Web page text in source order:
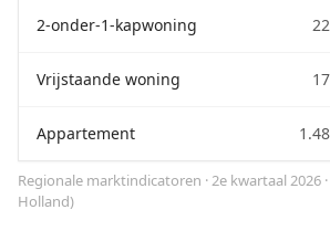
2-onder-1-kapwoning
Vrijstaande woning
Appartement
Regionale marktindicatoren · 2e kwartaal 2026 ·
Holland)